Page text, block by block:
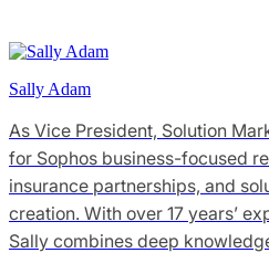
Sally Adam
As Vice President, Solution
for Sophos business-focused
insurance partnerships, and
creation. With over 17 years’
Sally combines deep